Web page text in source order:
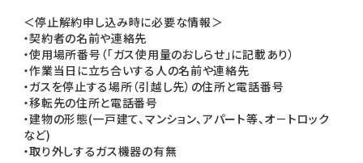
＜停止解約申し込み時に必要な情報＞
・契約者の名前や連絡先
・使用場所番号（「ガス使用量のおしらせ」に記載あり）
・作業当日に立ち合いする人の名前や連絡先
・ガスを停止する場所（引越し先）の住所と電話番号
・移転先の住所と電話番号
・建物の形態(一戸建て、マンション、アパート等、オ－トロック
など)
・取り外しするガス機器の有無